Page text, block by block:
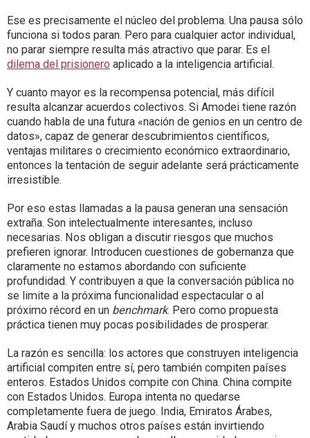
Ese es precisamente el núcleo del problema. Una pausa sólo
funciona si todos paran. Pero para cualquier actor individual,
no parar siempre resulta más atractivo que parar. Es el
dilema del prisionero aplicado a la inteligencia artificial.
Y cuanto mayor es la recompensa potencial, más difícil
resulta alcanzar acuerdos colectivos. Si Amodei tiene razón
cuando habla de una futura «nación de genios en un centro de
datos», capaz de generar descubrimientos científicos,
ventajas militares o crecimiento económico extraordinario,
entonces la tentación de seguir adelante será prácticamente
irresistible.
Por eso estas llamadas a la pausa generan una sensación
extraña. Son intelectualmente interesantes, incluso
necesarias. Nos obligan a discutir riesgos que muchos
prefieren ignorar. Introducen cuestiones de gobernanza que
claramente no estamos abordando con suficiente
profundidad. Y contribuyen a que la conversación pública no
se limite a la próxima funcionalidad espectacular o al
próximo récord en un benchmark. Pero como propuesta
práctica tienen muy pocas posibilidades de prosperar.
La razón es sencilla: los actores que construyen inteligencia
artificial compiten entre sí, pero también compiten países
enteros. Estados Unidos compite con China. China compite
con Estados Unidos. Europa intenta no quedarse
completamente fuera de juego. India, Emiratos Árabes,
Arabia Saudí y muchos otros países están invirtiendo